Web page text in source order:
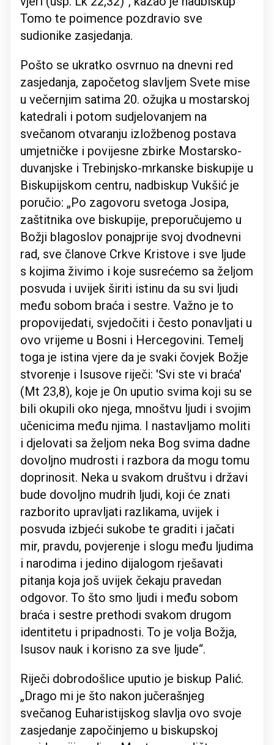
Tomo te poimence pozdravio sve
sudionike zasjedanja.
Pošto se ukratko osvrnuo na dnevni red
zasjedanja, započetog slavljem Svete mise
u večernjim satima 20. ožujka u mostarskoj
katedrali i potom sudjelovanjem na
svečanom otvaranju izložbenog postava
umjetničke i povijesne zbirke Mostarsko-
duvanjske i Trebinjsko-mrkanske biskupije u
Biskupijskom centru, nadbiskup Vukšić je
poručio: „Po zagovoru svetoga Josipa,
zaštitnika ove biskupije, preporučujemo u
Božji blagoslov ponajprije svoj dvodnevni
rad, sve članove Crkve Kristove i sve ljude
s kojima živimo i koje susrećemo sa željom
posvuda i uvijek širiti istinu da su svi ljudi
među sobom braća i sestre. Važno je to
propovijedati, svjedočiti i često ponavljati u
ovo vrijeme u Bosni i Hercegovini. Temelj
toga je istina vjere da je svaki čovjek Božje
stvorenje i Isusove riječi: 'Svi ste vi braća'
(Mt 23,8), koje je On uputio svima koji su se
bili okupili oko njega, mnoštvu ljudi i svojim
učenicima među njima. I nastavljamo moliti
i djelovati sa željom neka Bog svima dadne
dovoljno mudrosti i razbora da mogu tomu
doprinosit. Neka u svakom društvu i državi
bude dovoljno mudrih ljudi, koji će znati
razborito upravljati razlikama, uvijek i
posvuda izbjeći sukobe te graditi i jačati
mir, pravdu, povjerenje i slogu među ljudima
i narodima i jedino dijalogom rješavati
pitanja koja još uvijek čekaju pravedan
odgovor. To što smo ljudi i među sobom
braća i sestre prethodi svakom drugom
identitetu i pripadnosti. To je volja Božja,
Isusov nauk i korisno za sve ljude“.
Riječi dobrodošlice uputio je biskup Palić.
„Drago mi je što nakon jučerašnjeg
svečanog Euharistijskog slavlja ovo svoje
zasjedanje započinjemo u biskupskoj